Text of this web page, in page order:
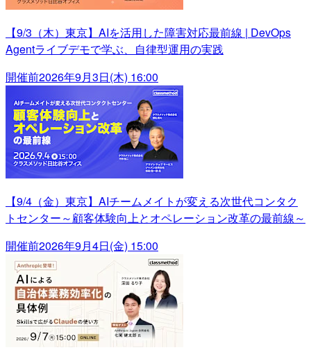
【9/3（木）東京】AIを活用した障害対応最前線 | DevOps
Agentライブデモで学ぶ、自律型運用の実践
開催前2026年9月3日(木) 16:00
【9/4（金）東京】AIチームメイトが変える次世代コンタク
トセンター～顧客体験向上とオペレーション改革の最前線～
開催前2026年9月4日(金) 15:00